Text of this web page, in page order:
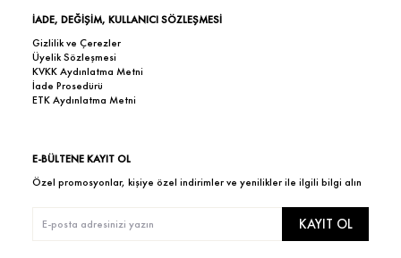
İADE, DEĞİŞİM, KULLANICI SÖZLEŞMESİ
Gizlilik ve Çerezler
Üyelik Sözleşmesi
KVKK Aydınlatma Metni
İade Prosedürü
ETK Aydınlatma Metni
E-BÜLTENE KAYIT OL
Özel promosyonlar, kişiye özel indirimler ve yenilikler ile ilgili bilgi alın
KAYIT OL